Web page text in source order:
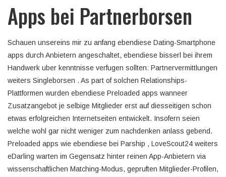
Apps bei Partnerborsen
Schauen unsereins mir zu anfang ebendiese Dating-Smartphone
apps durch Anbietern angeschaltet, ebendiese bisserl bei ihrem
Handwerk uber kenntnisse verfugen sollten: Partnervermittlungen
weiters Singleborsen . As part of solchen Relationships-
Plattformen wurden ebendiese Preloaded apps wanneer
Zusatzangebot je selbige Mitglieder erst auf diesseitigen schon
etwas erfolgreichen Internetseiten entwickelt. Insofern seien
welche wohl gar nicht weniger zum nachdenken anlass gebend.
Preloaded apps wie ebendiese bei Parship , LoveScout24 weiters
eDarling warten im Gegensatz hinter reinen App-Anbietern via
wissenschaftlichen Matching-Modus, gepruften Mitglieder-Profilen,